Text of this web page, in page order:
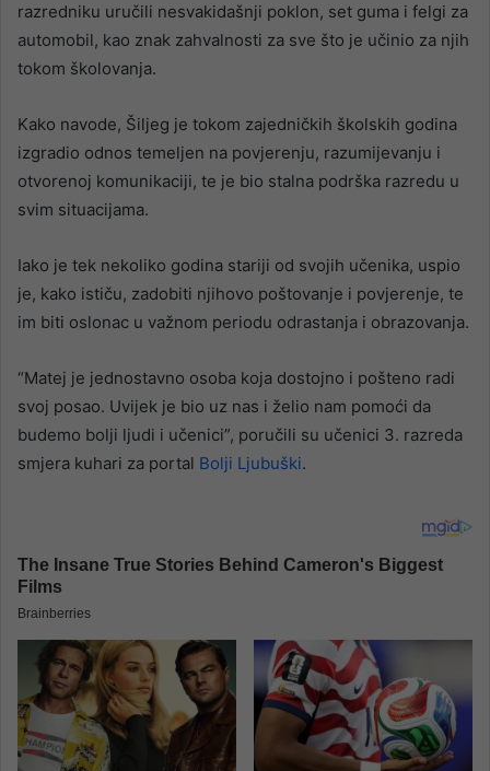
razredniku uručili nesvakidašnji poklon, set guma i felgi za
automobil, kao znak zahvalnosti za sve što je učinio za njih
tokom školovanja.
Kako navode, Šiljeg je tokom zajedničkih školskih godina
izgradio odnos temeljen na povjerenju, razumijevanju i
otvorenoj komunikaciji, te je bio stalna podrška razredu u
svim situacijama.
Iako je tek nekoliko godina stariji od svojih učenika, uspio
je, kako ističu, zadobiti njihovo poštovanje i povjerenje, te
im biti oslonac u važnom periodu odrastanja i obrazovanja.
“Matej je jednostavno osoba koja dostojno i pošteno radi
svoj posao. Uvijek je bio uz nas i želio nam pomoći da
budemo bolji ljudi i učenici”, poručili su učenici 3. razreda
smjera kuhari za portal Bolji Ljubuški.